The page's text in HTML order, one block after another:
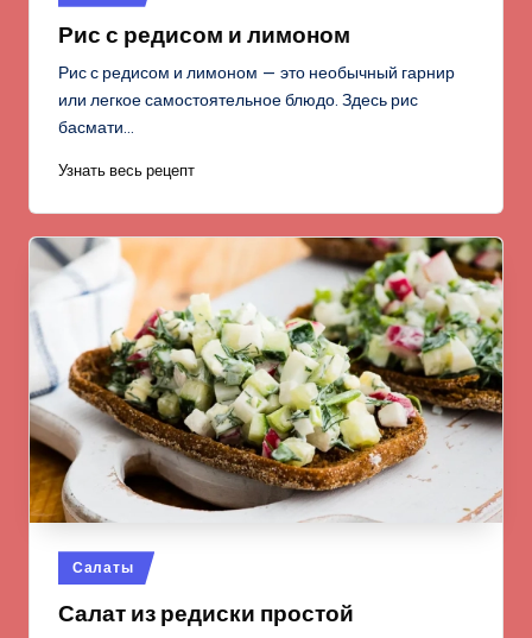
в
Рис с редисом и лимоном
Рис с редисом и лимоном — это необычный гарнир
или легкое самостоятельное блюдо. Здесь рис
басмати…
Узнать весь рецепт
Опубликовано
в
Салаты
Салат из редиски простой